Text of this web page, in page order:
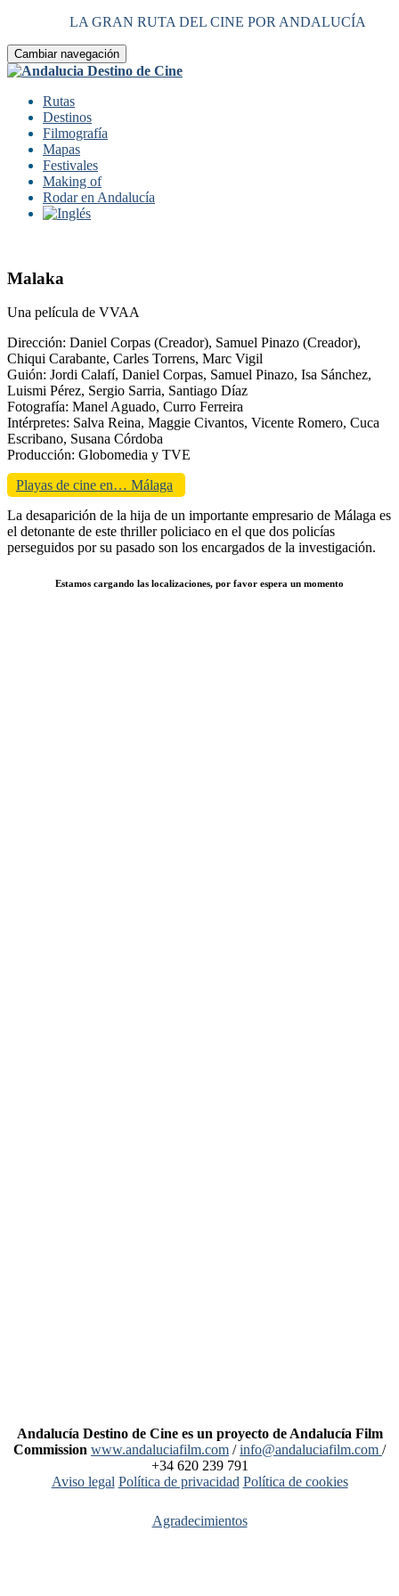
LA GRAN RUTA DEL CINE POR ANDALUCÍA
Cambiar navegación
Rutas
Destinos
Filmografía
Mapas
Festivales
Making of
Rodar en Andalucía
Malaka
Una película de VVAA
Dirección: Daniel Corpas (Creador), Samuel Pinazo (Creador),
Chiqui Carabante, Carles Torrens, Marc Vigil
Guión: Jordi Calafí, Daniel Corpas, Samuel Pinazo, Isa Sánchez,
Luismi Pérez, Sergio Sarria, Santiago Díaz
Fotografía: Manel Aguado, Curro Ferreira
Intérpretes: Salva Reina, Maggie Civantos, Vicente Romero, Cuca
Escribano, Susana Córdoba
Producción: Globomedia y TVE
Playas de cine en… Málaga
La desaparición de la hija de un importante empresario de Málaga es
el detonante de este thriller policiaco en el que dos policías
perseguidos por su pasado son los encargados de la investigación.
Estamos cargando las localizaciones, por favor espera un momento
Andalucía Destino de Cine es un proyecto de Andalucía Film
Commission www.andaluciafilm.com /info@andaluciafilm.com /
+34 620 239 791
Aviso legal Política de privacidad Política de cookies
Agradecimientos